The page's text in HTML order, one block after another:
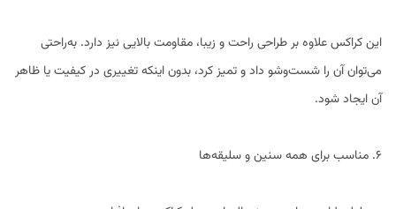
این کراکس علاوه بر طراحی راحت و زیبا، مقاومت بالایی نیز دارد. به‌راحتی
می‌توان آن را شست‌وشو داد و تمیز کرد، بدون اینکه تغییری در کیفیت یا ظاهر
آن ایجاد شود.
6. مناسب برای همه سنین و سلیقه‌ها